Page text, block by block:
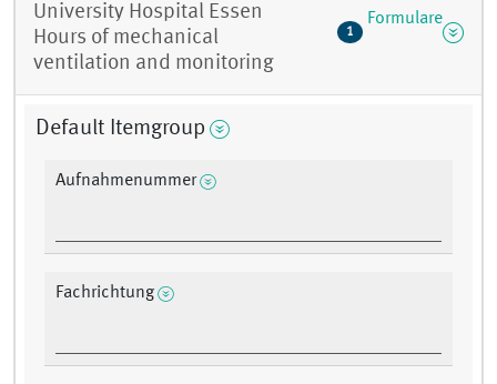
University Hospital Essen
Hours of mechanical
ventilation and monitoring
1
Formulare
Default Itemgroup
Aufnahmenummer
Fachrichtung